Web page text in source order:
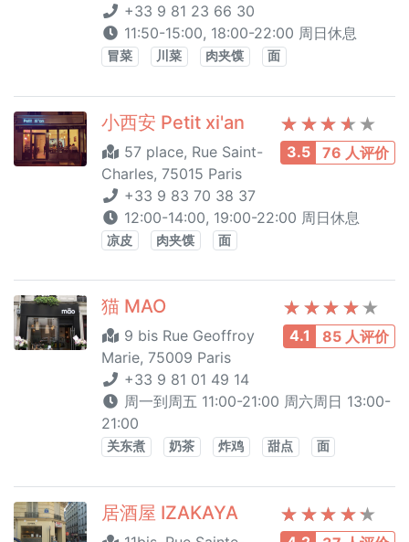
+33 9 81 23 66 30
11:50-15:00, 18:00-22:00 周日休息
冒菜 川菜 肉夹馍 面
3.5 76 人评价
小西安 Petit xi'an
57 place, Rue Saint-
Charles, 75015 Paris
+33 9 83 70 38 37
12:00-14:00, 19:00-22:00 周日休息
凉皮 肉夹馍 面
4.1 85 人评价
猫 MAO
9 bis Rue Geoffroy
Marie, 75009 Paris
+33 9 81 01 49 14
周一到周五 11:00-21:00 周六周日 13:00-
21:00
关东煮 奶茶 炸鸡 甜点 面
居酒屋 IZAKAYA